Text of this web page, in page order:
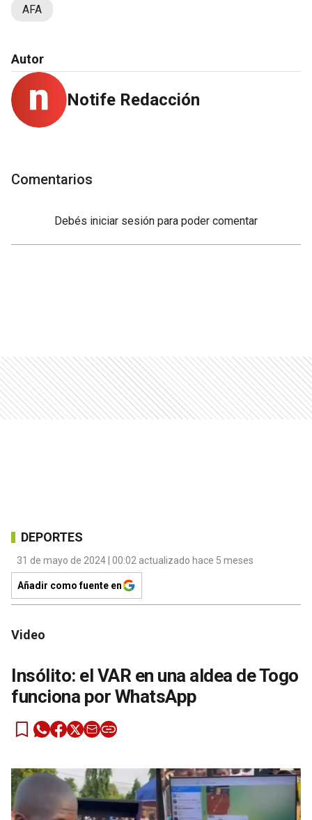
AFA
Autor
Notife Redacción
Comentarios
Debés iniciar sesión para poder comentar
DEPORTES
31 de mayo de 2024 | 00:02 actualizado hace 5 meses
Añadir como fuente en
Video
Insólito: el VAR en una aldea de Togo
funciona por WhatsApp